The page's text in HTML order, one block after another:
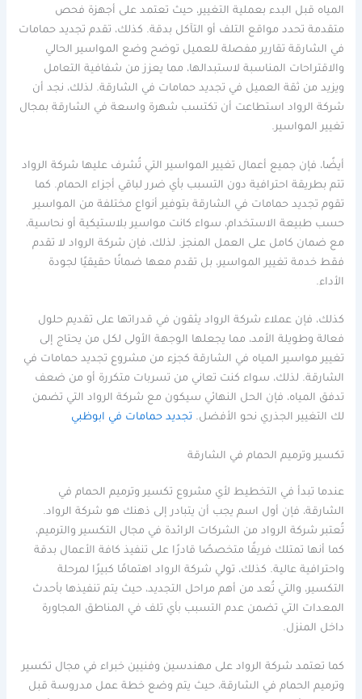
المياه قبل البدء بعملية التغيير، حيث تعتمد على أجهزة فحص
متقدمة تحدد مواقع التلف أو التآكل بدقة. كذلك، تقدم تجديد حمامات
في الشارقة تقارير مفصلة للعميل توضح وضع المواسير الحالي
والاقتراحات المناسبة لاستبدالها، مما يعزز من شفافية التعامل
ويزيد من ثقة العميل في تجديد حمامات في الشارقة. لذلك، نجد أن
شركة الرواد استطاعت أن تكتسب شهرة واسعة في الشارقة بمجال
تغيير المواسير.
أيضًا، فإن جميع أعمال تغيير المواسير التي تُشرف عليها شركة الرواد
تتم بطريقة احترافية دون التسبب بأي ضرر لباقي أجزاء الحمام. كما
تقوم تجديد حمامات في الشارقة بتوفير أنواع مختلفة من المواسير
حسب طبيعة الاستخدام، سواء كانت مواسير بلاستيكية أو نحاسية،
مع ضمان كامل على العمل المنجز. لذلك، فإن شركة الرواد لا تقدم
فقط خدمة تغيير المواسير، بل تقدم معها ضمانًا حقيقيًا لجودة
الأداء.
كذلك، فإن عملاء شركة الرواد يثقون في قدراتها على تقديم حلول
فعالة وطويلة الأمد، مما يجعلها الوجهة الأولى لكل من يحتاج إلى
تغيير مواسير المياه في الشارقة كجزء من مشروع تجديد حمامات في
الشارقة. لذلك، سواء كنت تعاني من تسربات متكررة أو من ضعف
تدفق المياه، فإن الحل النهائي سيكون مع شركة الرواد التي تضمن
لك التغيير الجذري نحو الأفضل. تجديد حمامات في ابوظبي
تكسير وترميم الحمام في الشارقة
عندما تبدأ في التخطيط لأي مشروع تكسير وترميم الحمام في
الشارقة، فإن أول اسم يجب أن يتبادر إلى ذهنك هو شركة الرواد.
تُعتبر شركة الرواد من الشركات الرائدة في مجال التكسير والترميم،
كما أنها تمتلك فريقًا متخصصًا قادرًا على تنفيذ كافة الأعمال بدقة
واحترافية عالية. كذلك، تولي شركة الرواد اهتمامًا كبيرًا لمرحلة
التكسير، والتي تُعد من أهم مراحل التجديد، حيث يتم تنفيذها بأحدث
المعدات التي تضمن عدم التسبب بأي تلف في المناطق المجاورة
داخل المنزل.
كما تعتمد شركة الرواد على مهندسين وفنيين خبراء في مجال تكسير
وترميم الحمام في الشارقة، حيث يتم وضع خطة عمل مدروسة قبل